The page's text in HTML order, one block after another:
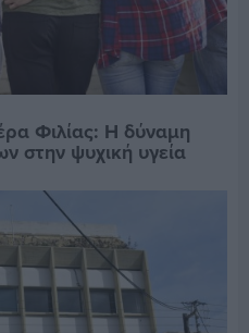
Φιλίας: Η δύναμη
στην ψυχική υγεία